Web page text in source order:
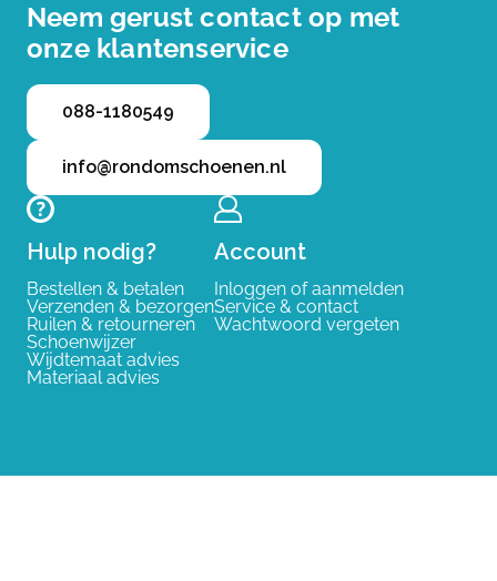
Neem gerust contact op met
onze klantenservice
088-1180549
info@rondomschoenen.nl
Hulp nodig?
Bestellen & betalen
Verzenden & bezorgen
Ruilen & retourneren
Schoenwijzer
Wijdtemaat advies
Materiaal advies
Account
Inloggen of aanmelden
Service & contact
Wachtwoord vergeten